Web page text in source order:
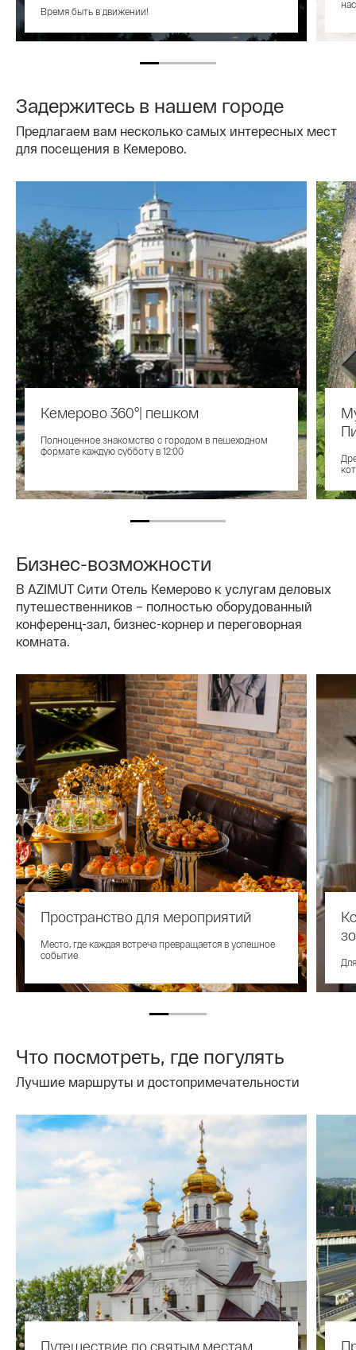
Время быть в движении!
Задержитесь в нашем городе
Предлагаем вам несколько самых интересных мест
для посещения в Кемерово.
Кемерово 360°| пешком
Полноценное знакомство с городом в пешеходном
формате каждую субботу в 12:00
Бизнес-возможности
В AZIMUT Сити Отель Кемерово к услугам деловых
путешественников – полностью оборудованный
конференц-зал, бизнес-корнер и переговорная
комната.
Пространство для мероприятий
Место, где каждая встреча превращается в успешное
событие
Что посмотреть, где погулять
Лучшие маршруты и достопримечательности
Путешествие по святым местам